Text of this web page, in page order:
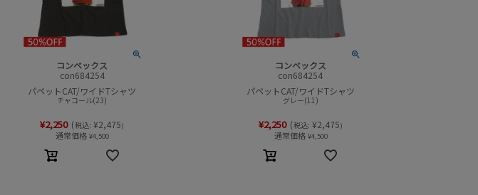
コンベックス
con684254
パペットCAT/ワイドTシャツ
チャコール(23)
¥2,250 (税込: ¥2,475)
通常価格 ¥4,500
コンベックス
con684254
パペットCAT/ワイドTシャツ
グレー(11)
¥2,250 (税込: ¥2,475)
通常価格 ¥4,500